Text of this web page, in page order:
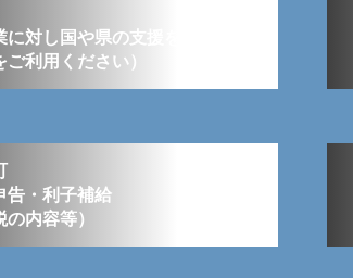
対し国や県の支援を要する場
利用ください）
告・利子補給
内容等）